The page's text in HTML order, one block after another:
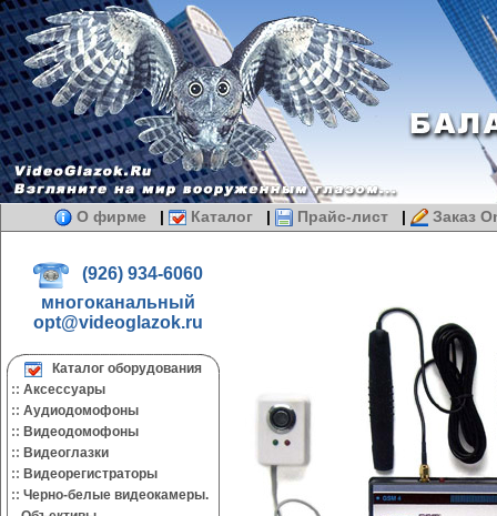
О фирме | Каталог | Прайс-лист | Заказ
(926) 934-6060
многоканальный
opt@videoglazok.ru
Каталог оборудования
:: Аксессуары
:: Аудиодомофоны
:: Видеодомофоны
:: Видеоглазки
:: Видеорегистраторы
:: Черно-белые видеокамеры.